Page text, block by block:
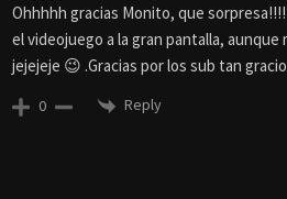
Ohhhhh gracias Monito, que
el videojuego a la gran pantalla, aunque
jejejeje 😉 .Gracias por los sub tan
0 Reply